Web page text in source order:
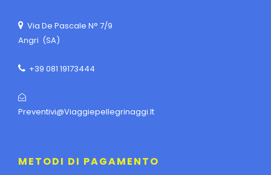
Via De Pascale N° 7/9
Angri (SA)
+39 081 19173444
Preventivi@viaggiepellegrinaggi.it
METODI DI PAGAMENTO